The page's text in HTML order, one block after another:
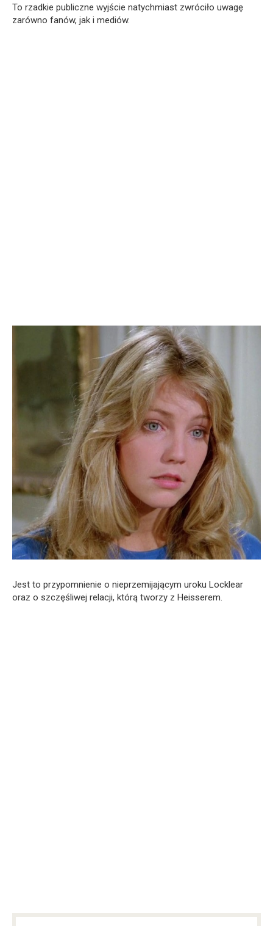
To rzadkie publiczne wyjście natychmiast zwróciło uwagę
zarówno fanów, jak i mediów.
Jest to przypomnienie o nieprzemijającym uroku Locklear
oraz o szczęśliwej relacji, którą tworzy z Heisserem.